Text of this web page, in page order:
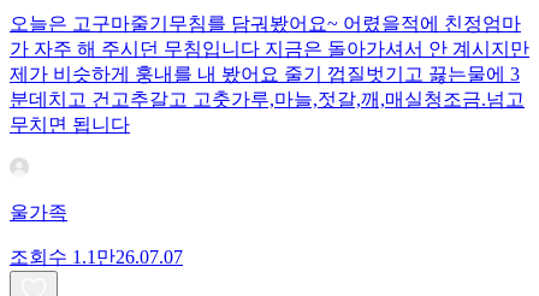
오늘은 고구마줄기무침를 담궈봤어요~ 어렸을적에 친정엄마
가 자주 해 주시던 무침입니다 지금은 돌아가셔서 안 계시지만
제가 비슷하게 훙내를 내 봤어요 줄기 껍질벗기고 끓는물에 3
분데치고 건고추갈고 고춧가루,마늘,젓갈,깨,매실청조금.넘고
무치면 됩니다
울가족
조회수 1.1만26.07.07